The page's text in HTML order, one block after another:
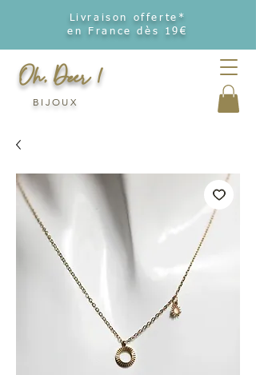
Livraison offerte*
en France dès 19€
Oh, Deer !
BIJOUX